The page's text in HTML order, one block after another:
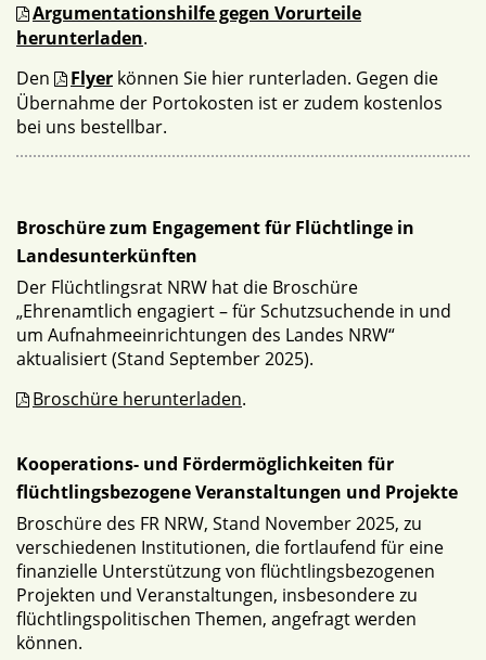
Argumentationshilfe gegen Vorurteile
herunterladen.
Den
Flyer können Sie hier runterladen. Gegen die
Übernahme der Portokosten ist er zudem kostenlos
bei uns bestellbar.
Broschüre zum Engagement für Flüchtlinge in
Landesunterkünften
Der Flüchtlingsrat NRW hat die Broschüre
„Ehrenamtlich engagiert – für Schutzsuchende in und
um Aufnahmeeinrichtungen des Landes NRW“
aktualisiert (Stand September 2025).
Broschüre herunterladen.
Kooperations- und Fördermöglichkeiten für
flüchtlingsbezogene Veranstaltungen und Projekte
Broschüre des FR NRW, Stand November 2025, zu
verschiedenen Institutionen, die fortlaufend für eine
finanzielle Unterstützung von flüchtlingsbezogenen
Projekten und Veranstaltungen, insbesondere zu
flüchtlingspolitischen Themen, angefragt werden
können.